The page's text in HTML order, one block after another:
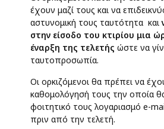
έχουν μαζί τους και να
αστυνομική τους ταυτότητα και
στην είσοδο του κτιρίου μια
έναρξη της τελετής ώστε να
ταυτοπροσωπία.
Οι ορκιζόμενοι θα πρέπει να
καθομολόγησή τους την οποία
φοιτητικό τους λογαριασμό e-
πριν από την τελετή.